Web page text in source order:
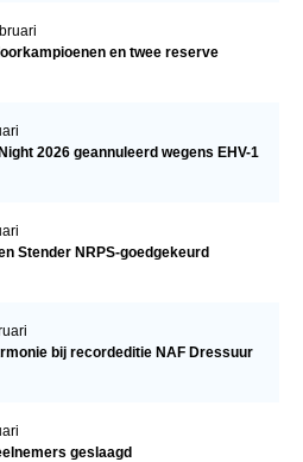
en twee reserve
2026 geannuleerd wegens EHV-1
Stender NRPS-goedgekeurd
bij recordeditie NAF Dressuur
geslaagd